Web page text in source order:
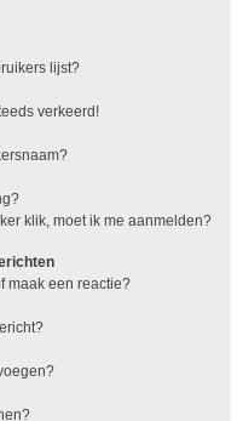
lijst?
verkeerd!
klik, moet ik me aanmelden?
maak een reactie?